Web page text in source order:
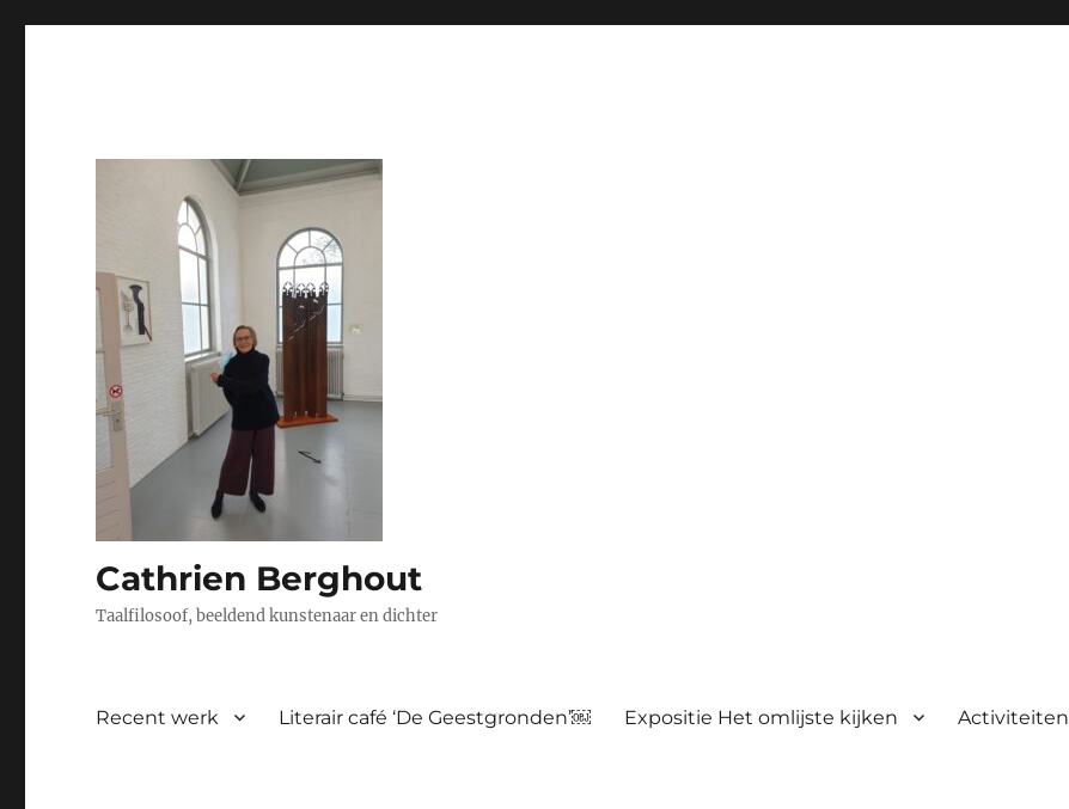
Cathrien Berghout
Taalfilosoof, beeldend kunstenaar en dichter
Recent werk Literair café ‘De Geestgronden’￼ Expositie Het omlijste kijken Activiteiten